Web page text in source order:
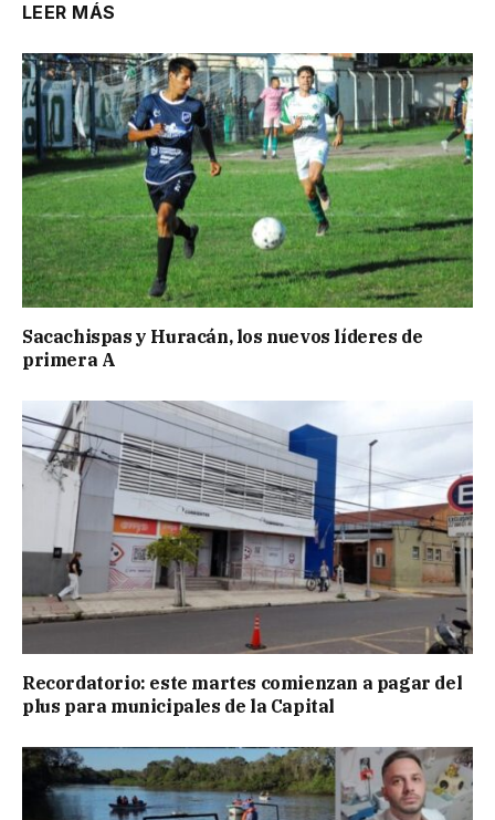
LEER MÁS
Sacachispas y Huracán, los nuevos líderes de
primera A
Recordatorio: este martes comienzan a pagar del
plus para municipales de la Capital